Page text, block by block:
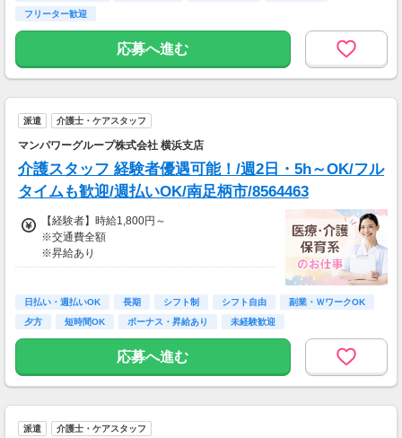
定。地域により異なります
払いますが、可能な場合は、より早く、週払い
で前週稼働分をお支払いします。
登録の際に、希望配達エリアを選択いただき、
そのエリアでの業務を委託します（業務委
フリーター歓迎
応募へ進む
派遣 介護士・ケアスタッフ
マンパワーグループ株式会社 横浜支店
介護スタッフ 経験者優遇可能！/週2日・5h～OK/フル
タイムも歓迎/週払いOK/南足柄市/8564463
【経験者】時給1,800円～
※交通費全額
※昇給あり
◎日勤／経験者の場合
・日収(1,800*8)円（時給1,800円×8h）
※資格手当あり（時給50円～UP/資格の種類に
日払い・週払いOK 長期 シフト制 シフト自由
副業・ＷワークOK
夕方
短時間OK ボーナス・昇給あり 未経験歓迎
応募へ進む
派遣 介護士・ケアスタッフ